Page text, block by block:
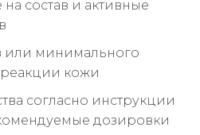
состав и активные
или минимального
кожи
согласно инструкции
дозировки